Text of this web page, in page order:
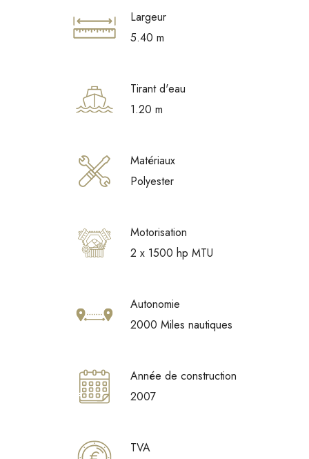
Largeur
5.40 m
Tirant d'eau
1.20 m
Matériaux
Polyester
Motorisation
2 x 1500 hp MTU
Autonomie
2000 Miles nautiques
Année de construction
2007
TVA